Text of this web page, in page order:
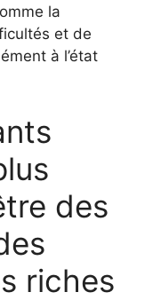
la
et de
à l’état
des
riches